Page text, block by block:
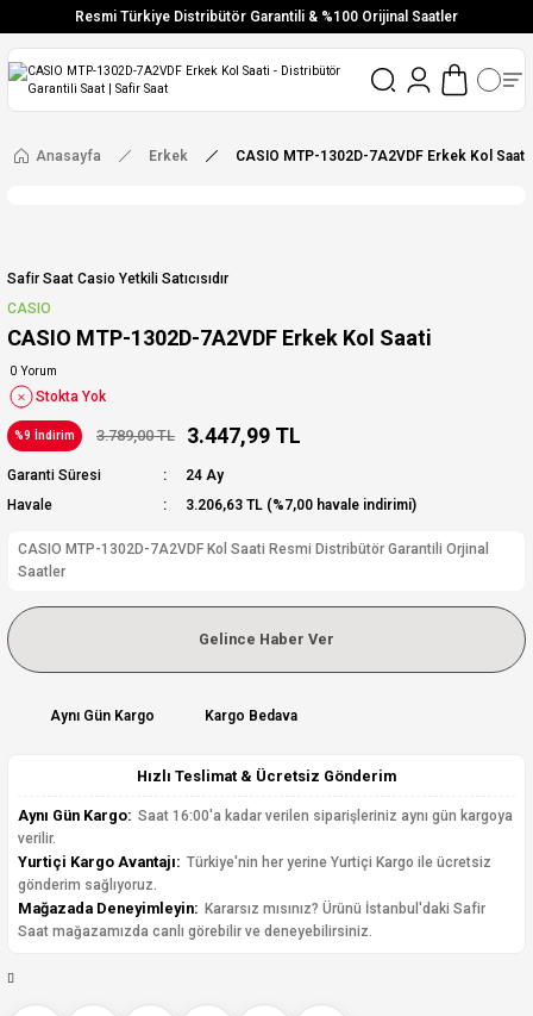
Resmi Türkiye Distribütör Garantili & %100 Orijinal Saatler
Vade Farksız 6 Taksit
Ücretsiz Kargo
Anasayfa Erkek CASIO MTP-1302D-7A2VDF Erkek Kol Saati
Safir Saat Casio Yetkili Satıcısıdır
CASIO
CASIO MTP-1302D-7A2VDF Erkek Kol Saati
0 Yorum
Stokta Yok
%9 İndirim 3.789,00 TL 3.447,99 TL
Garanti Süresi
24 Ay
Havale
3.206,63 TL (%7,00 havale indirimi)
CASIO MTP-1302D-7A2VDF Kol Saati Resmi Distribütör Garantili Orjinal
Saatler
Gelince Haber Ver
Aynı Gün Kargo Kargo Bedava
Hızlı Teslimat & Ücretsiz Gönderim
Aynı Gün Kargo: Saat 16:00'a kadar verilen siparişleriniz aynı gün kargoya
verilir.
Yurtiçi Kargo Avantajı: Türkiye'nin her yerine Yurtiçi Kargo ile ücretsiz
gönderim sağlıyoruz.
Mağazada Deneyimleyin: Kararsız mısınız? Ürünü İstanbul'daki Safir
Saat mağazamızda canlı görebilir ve deneyebilirsiniz.